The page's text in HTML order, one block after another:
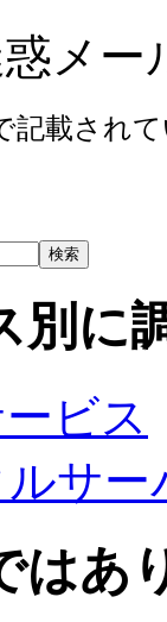
メー
記載され
別に
ビス
ルサー
はあ